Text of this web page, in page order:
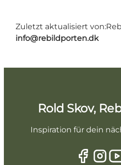
Zuletzt aktualisiert von:
info@rebildporten.dk
Rold Skov,
Inspiration für dein